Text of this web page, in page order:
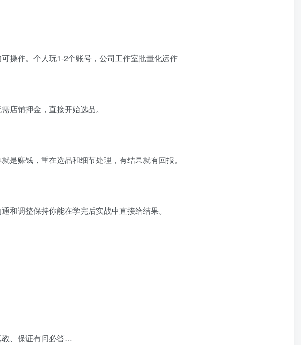
操作。个人玩1-2个账号，公司工作室批量化运作
店铺押金，直接开始选品。
是赚钱，重在选品和细节处理，有结果就有回报。
和调整保持你能在学完后实战中直接给结果。
教、保证有问必答…